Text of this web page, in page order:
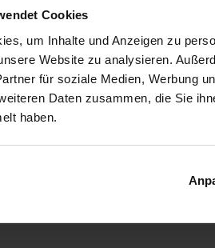
Cookies
um Inhalte und Anzeigen zu
Website zu analysieren.
für soziale Medien, Werbung
Daten zusammen, die Sie
haben.
Italien
2 Jahre
Geeignet